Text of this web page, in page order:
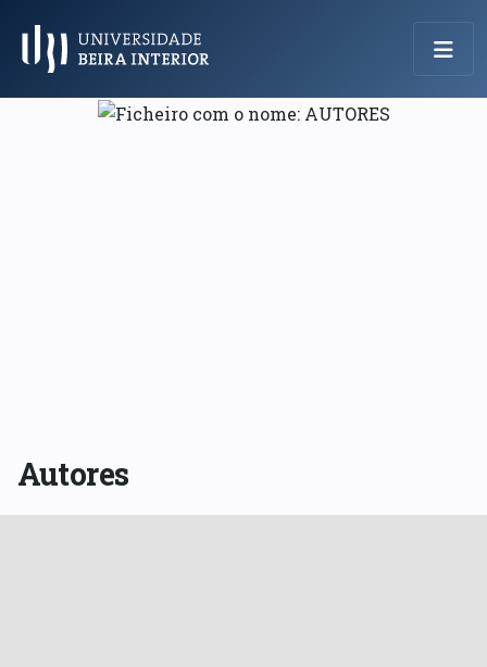
Menu Principal
Autores